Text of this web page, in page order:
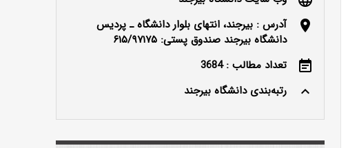
location_on
آدرس : بیرجند، انتهای بلوار دانشگاه ـ پردیس
دانشگاه بیرجند صندوق پستی: ۶۱۵/۹۷۱۷۵
event_note
تعداد مطالب : 3684
keyboard_arrow_up
رتبه‌بندی دانشگاه بیرجند